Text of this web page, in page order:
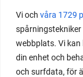
Vi och våra 1729
webbplats. Vi
din enhet och
och surfdata, för